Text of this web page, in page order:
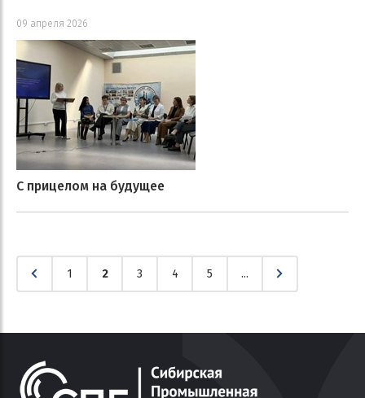
09 апреля 2026
С прицелом на будущее
1 2 3 4 5 ...